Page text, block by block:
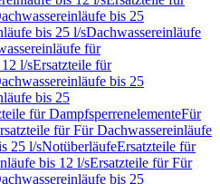
bis 25
bis 25 l/sDachwassereinläufe
für
l/sErsatzteile für
bis 25
bis 25
für DampfsperrenelementeFür
für Für Dachwassereinläufe
25 l/sNotüberläufeErsatzteile für
bis 12 l/sErsatzteile für Für
bis 25